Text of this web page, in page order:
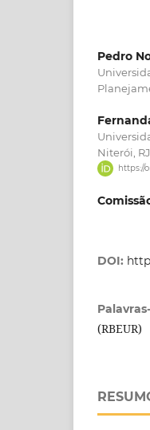
Pedro
Niterói,
https://
DOI:
(RBEUR)